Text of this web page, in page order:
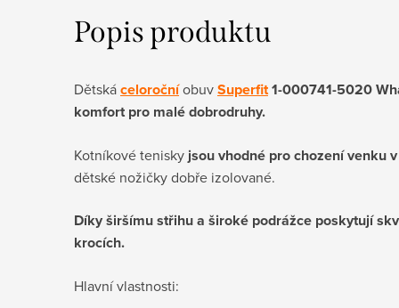
Popis produktu
DětskáceloročníobuvSuperfit1-000741-5020
komfort pro malé dobrodruhy.
Kotníkové teniskyjsou vhodné pro chození venku
dětské nožičky dobře izolované.
Díky širšímu střihu a široké podrážce poskytují
krocích.
Hlavní vlastnosti: